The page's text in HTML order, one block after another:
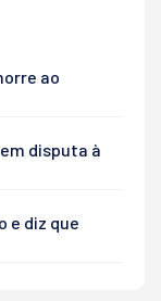
ao
disputa à
e diz que